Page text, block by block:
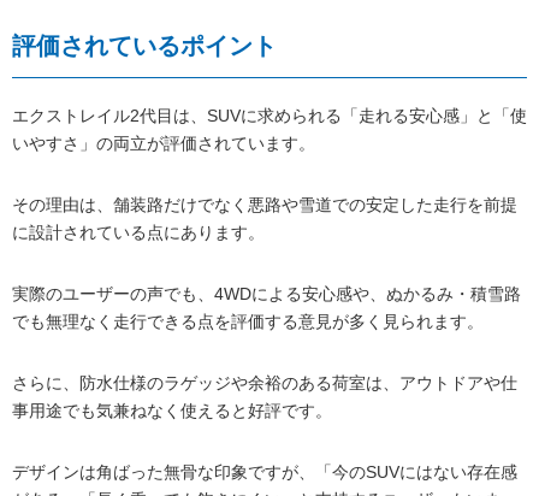
評価されているポイント
エクストレイル2代目は、SUVに求められる「走れる安心感」と「使
いやすさ」の両立が評価されています。
その理由は、舗装路だけでなく悪路や雪道での安定した走行を前提
に設計されている点にあります。
実際のユーザーの声でも、4WDによる安心感や、ぬかるみ・積雪路
でも無理なく走行できる点を評価する意見が多く見られます。
さらに、防水仕様のラゲッジや余裕のある荷室は、アウトドアや仕
事用途でも気兼ねなく使えると好評です。
デザインは角ばった無骨な印象ですが、「今のSUVにはない存在感